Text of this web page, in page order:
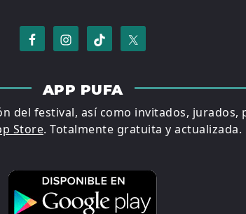
APP PUFA
del festival, así como invitados,
Store. Totalmente gratuita y actualizada.